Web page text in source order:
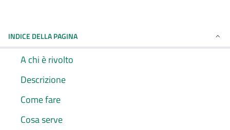
INDICE DELLA PAGINA
A chi è rivolto
Descrizione
Come fare
Cosa serve